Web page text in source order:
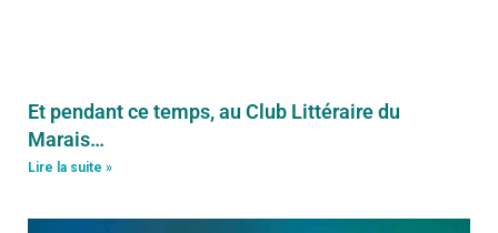
Et pendant ce temps, au Club Littéraire du
Marais…
Lire la suite »